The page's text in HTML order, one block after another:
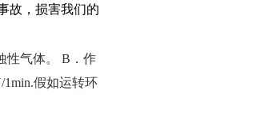
故，损害我们的
性气体。 B．作
假如运转环